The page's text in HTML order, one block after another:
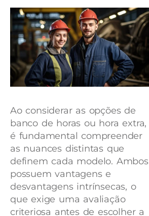
Ao considerar as opções de
banco de horas ou hora extra,
é fundamental compreender
as nuances distintas que
definem cada modelo. Ambos
possuem vantagens e
desvantagens intrínsecas, o
que exige uma avaliação
criteriosa antes de escolher a